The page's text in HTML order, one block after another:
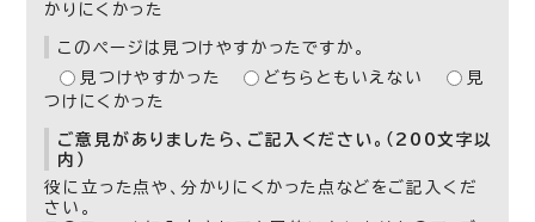
かりにくかった
このページは見つけやすかったですか。
見つけやすかった
どちらともいえない
見
つけにくかった
ご意見がありましたら、ご記入ください。（200文字以
内）
役に立った点や、分かりにくかった点などをご記入くだ
さい。